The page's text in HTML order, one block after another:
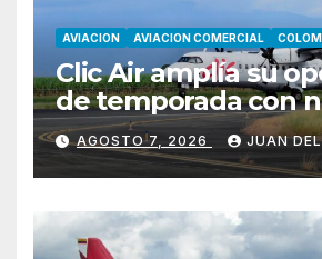
AVIACION AVIACION COMERCIAL
Clic Air amplía su
de temporada con
rutas hacia
AGOSTO 7, 2026 JUAN